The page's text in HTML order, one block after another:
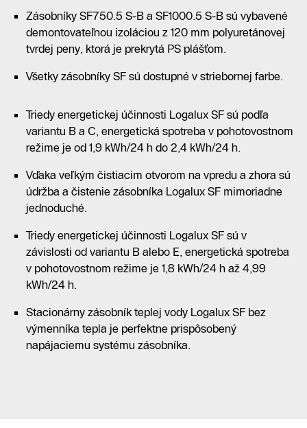
Zásobníky SF750.5 S-B a SF1000.5 S-B sú vybavené
demontovateľnou izoláciou z 120 mm polyuretánovej
tvrdej peny, ktorá je prekrytá PS plášťom.
Všetky zásobníky SF sú dostupné v striebornej farbe.
Triedy energetickej účinnosti Logalux SF sú podľa
variantu B a C, energetická spotreba v pohotovostnom
režime je od 1,9 kWh/24 h do 2,4 kWh/24 h.
Vďaka veľkým čistiacim otvorom na vpredu a zhora sú
údržba a čistenie zásobníka Logalux SF mimoriadne
jednoduché.
Triedy energetickej účinnosti Logalux SF sú v
závislosti od variantu B alebo E, energetická spotreba
v pohotovostnom režime je 1,8 kWh/24 h až 4,99
kWh/24 h.
Stacionárny zásobník teplej vody Logalux SF bez
výmenníka tepla je perfektne prispôsobený
napájaciemu systému zásobníka.